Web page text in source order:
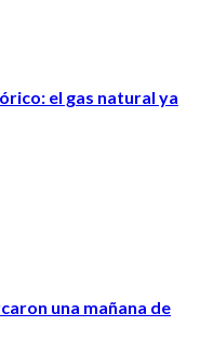
el gas natural ya
una mañana de